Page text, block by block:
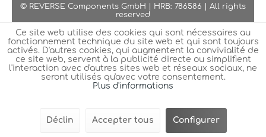
© REVERSE Components GmbH | HRB: 786586 | All rights
reserved
Ce site web utilise des cookies qui sont nécessaires au
fonctionnement technique du site web et qui sont toujours
activés. D'autres cookies, qui augmentent la convivialité de
ce site web, servent à la publicité directe ou simplifient
l'interaction avec d'autres sites web et réseaux sociaux, ne
seront utilisés qu'avec votre consentement.
Plus d'informations
Déclin Accepter tous Configurer